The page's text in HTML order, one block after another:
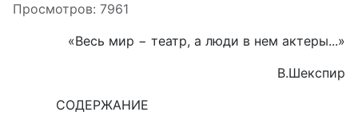
Просмотров: 7961
«Весь мир − театр, а люди в нем актеры...»
В.Шекспир
СОДЕРЖАНИЕ